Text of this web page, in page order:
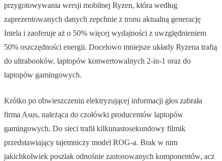
przygotowywania wersji mobilnej Ryzen, która według
zaprezentowanych danych zepchnie z tronu aktualną generację
Intela i zaoferuje aż o 50% więcej wydajności z uwzględnieniem
50% oszczędności energii. Docelowo mniejsze układy Ryzena trafią
do ultrabooków, laptopów konwertowalnych 2-in-1 oraz do
laptopów gamingowych.
Krótko po obwieszczeniu elektryzującej informacji głos zabrała
firma Asus, należąca do czołówki producentów laptopów
gamingowych. Do sieci trafił kilkunastosekundowy filmik
przedstawiający tajemniczy model ROG-a. Brak w nim
jakichkolwiek poszlak odnośnie zastosowanych komponentów, acz